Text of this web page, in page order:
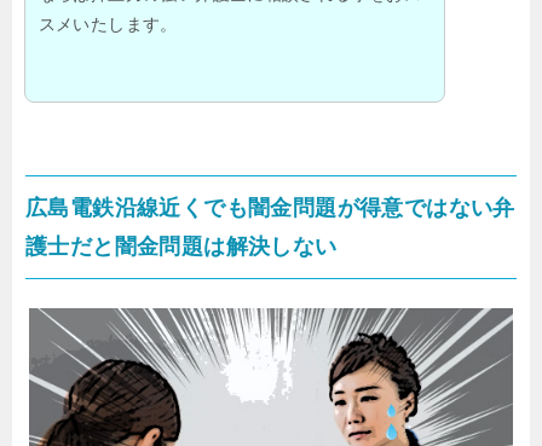
スメいたします。
広島電鉄沿線近くでも闇金問題が得意ではない弁
護士だと闇金問題は解決しない